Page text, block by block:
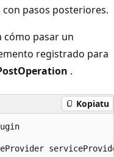
pasos posteriores.
cómo pasar un
registrado para
.
Kopiatu